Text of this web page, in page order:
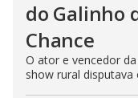
do Galinho
Chance
O ator e vencedor
show rural disputava